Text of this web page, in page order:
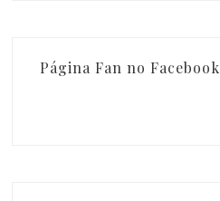
Página Fan no Facebook